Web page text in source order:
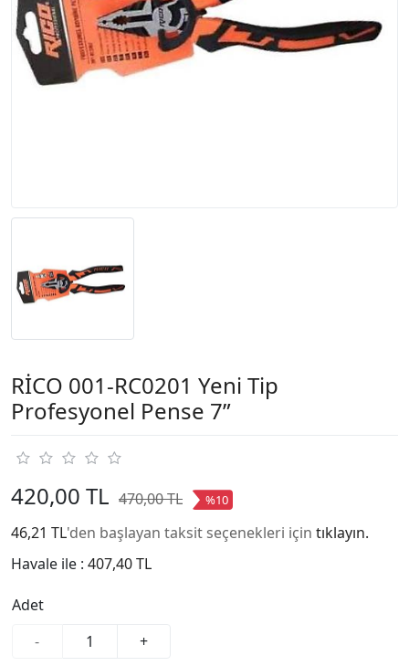
RİCO 001-RC0201 Yeni Tip
Profesyonel Pense 7”
420,00 TL 470,00 TL %10
46,21 TL'den başlayan taksit seçenekleri için tıklayın.
Havale ile : 407,40 TL
Adet
-
+